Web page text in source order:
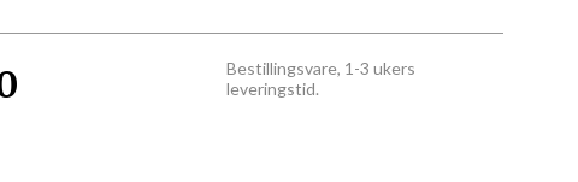
Bestillingsvare, 1-3 ukers
leveringstid.